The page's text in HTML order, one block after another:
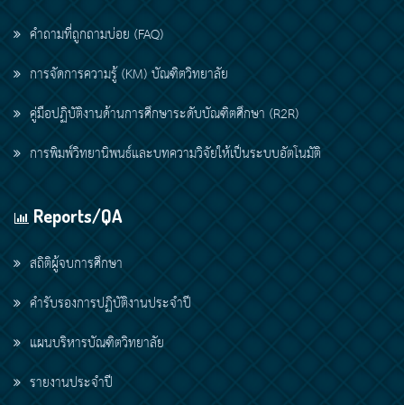
คำถามที่ถูกถามบ่อย (FAQ)
การจัดการความรู้ (KM) บัณฑิตวิทยาลัย
คู่มือปฏิบัติงานด้านการศึกษาระดับบัณฑิตศึกษา (R2R)
การพิมพ์วิทยานิพนธ์และบทความวิจัยให้เป็นระบบอัตโนมัติ
Reports/QA
สถิติผู้จบการศึกษา
คำรับรองการปฏิบัติงานประจำปี
แผนบริหารบัณฑิตวิทยาลัย
รายงานประจำปี